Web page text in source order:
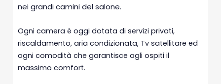
nei grandi camini del salone.
Ogni camera è oggi dotata di servizi privati,
riscaldamento, aria condizionata, Tv satellitare ed
ogni comodità che garantisce agli ospiti il
massimo comfort.